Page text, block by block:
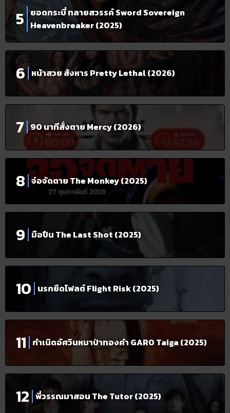
ยอดกระบี่ ทลายสวรรค์ Sword Sovereign
Heavenbreaker (2025)
หน้าสวย สังหาร Pretty Lethal (2026)
90 นาทีสั่งตาย Mercy (2026)
จ๋อจัดตาย The Monkey (2025)
มือปืน The Last Shot (2025)
นรกยึดไฟลต์ Flight Risk (2025)
กำเนิดอัศวินหมาป่าทองคำ GARO Taiga (2025)
พี่วรรณมาสอน The Tutor (2025)